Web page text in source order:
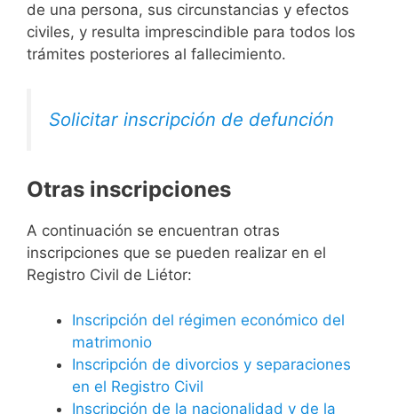
de una persona, sus circunstancias y efectos
civiles, y resulta imprescindible para todos los
trámites posteriores al fallecimiento.
Solicitar inscripción de defunción
Otras inscripciones
A continuación se encuentran otras
inscripciones que se pueden realizar en el
Registro Civil de Liétor:
Inscripción del régimen económico del
matrimonio
Inscripción de divorcios y separaciones
en el Registro Civil
Inscripción de la nacionalidad y de la